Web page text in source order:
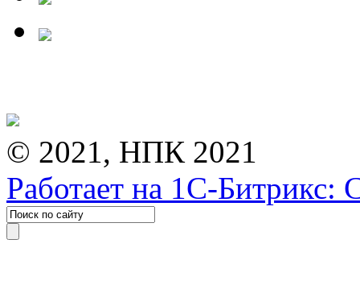
© 2021, НПК 2021
Работает на 1С-Битрикс: